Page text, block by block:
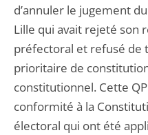
d’annuler le jugement
Lille qui avait rejeté son
préfectoral et refusé de
prioritaire de
constitutionnel. Cette
conformité à la
électoral qui ont été